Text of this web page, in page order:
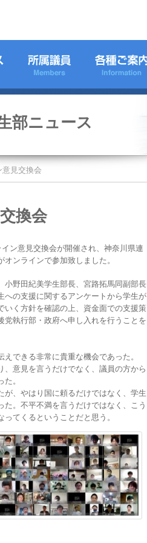
部ニュース
意見交換会
換会
ン意見交換会が開催され、神奈川県連
ンラインで参加致しました。
小野田紀美学生部長、宮路拓馬同副部長
への支援に関するアンケートから学生が
いく方針を確認の上、資金面での支援策
執行部・政府へ申し入れを行うことを
できる非常に貴重な機会であった。
意見を言うだけでなく、議員の方から
。
、やはり国に頼るだけではなく、学生
。不平不満を言うだけではなく、こう
てくるということだと思う。